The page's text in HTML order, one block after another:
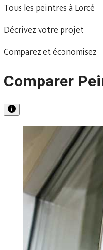
Tous les peintres à Lorcé
Décrivez votre projet
Comparez et économisez
Comparer